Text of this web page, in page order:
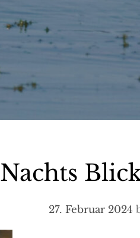
Nachts
27. Februar 2024